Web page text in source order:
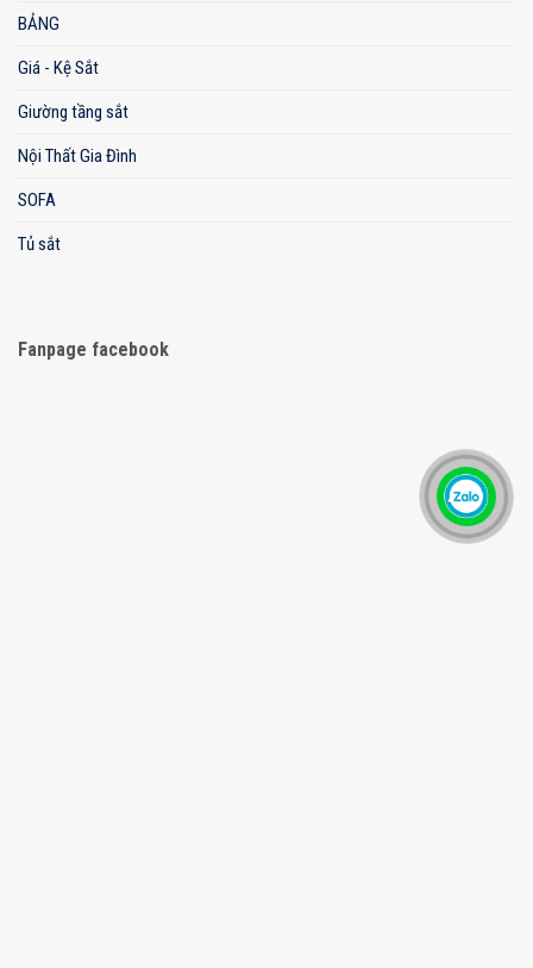
BẢNG
Giá - Kệ Sắt
Giường tầng sắt
Nội Thất Gia Đình
SOFA
Tủ sắt
Fanpage facebook